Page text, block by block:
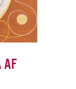
af